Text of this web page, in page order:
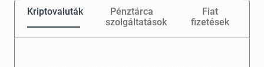
Kriptovaluták
Pénztárca
szolgáltatások
Fiat
fizetések